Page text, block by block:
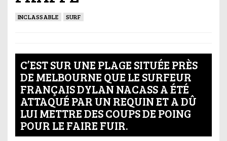
INCLASSABLE SURF
C’EST SUR UNE PLAGE SITUÉE PRÈS
DE MELBOURNE QUE LE SURFEUR
FRANÇAIS DYLAN NACASS A ÉTÉ
ATTAQUÉ PAR UN REQUIN ET A DÛ
LUI METTRE DES COUPS DE POING
POUR LE FAIRE FUIR.